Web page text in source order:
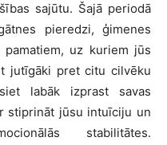
sajūtu. Šajā periodā
pieredzi, ģimenes
uz kuriem jūs
jutīgāki pret citu cilvēku
labāk izprast savas
stiprināt jūsu intuīciju un
stabilitātes.